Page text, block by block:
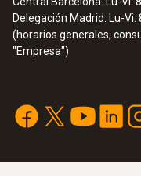
Delegación Madrid: Lu-Vi:
(horarios generales,
"Empresa")